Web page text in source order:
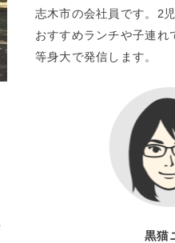
志木市の会社員です。2
おすすめランチや子連れ
等身大で発信します。
黒猫